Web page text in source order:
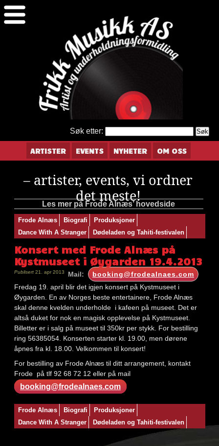
Søk etter:
ARTISTER EVENTS NYHETER OM OSS
– artister, events, vi ordner
det meste!
Les mer på Frode Alnæs’ hovedside
Frode Alnæs Biografi
Produksjoner
Dance With A Stranger
Dødeladen og Tahiti-festivalen
Konsert med Frode Alnæs på
Kystmuseet i Øygarden 19.4.2013
booking@frodealnaes.com
Mail:
Publisert21. apr 2013
Fredag 19. april blir det igjen konsert på Kystmuseet i
Øygarden. En av Norges beste entertainere, Frode Alnæs
skal denne kvelden underholde i kafeen på museet. Det er
altså duket for nok en magisk opplevelse på Kystmuseet.
Billetter er i salg på museet til 350kr per stykk. For bestilling
ring 56385054. Konserten starter kl. 19.00, men dørene
åpnes fra kl. 18.00. Velkommen til konsert!
For bestilling av Frode Alnæs til ditt arrangement, kontakt
Frode på tlf 92 68 72 12 eller på mail
booking@frodealnaes.com
Nøkkelord:
artistformidling
frode
Frode Alnæs Biografi
Produksjoner
Dance With A Stranger
Dødeladen og Tahiti-festivalen